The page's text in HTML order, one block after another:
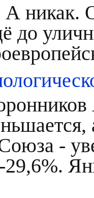
А никак.
до
-